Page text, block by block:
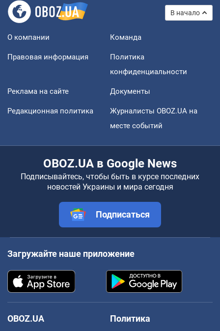
В начало
О компании Команда
Правовая информация
Политика
конфиденциальности
Реклама на сайте Документы
Редакционная политика
Журналисты OBOZ.UA на
месте событий
OBOZ.UA в Google News
Подписывайтесь, чтобы быть в курсе последних
новостей Украины и мира сегодня
Подписаться
Загружайте наше приложение
OBOZ.UA
Политика